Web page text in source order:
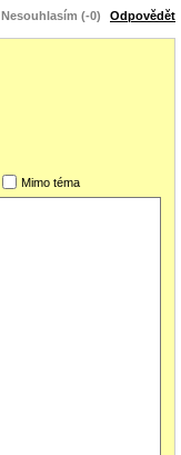
Nesouhlasím (-0) Odpovědět
Mimo téma